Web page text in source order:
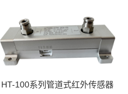
HT-100系列管道式红外传感器